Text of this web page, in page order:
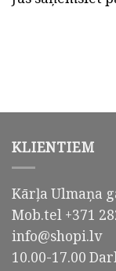
KLIENTIEM
Kārļa Ulmaņa
Mob.tel +371
info@shopi.lv
10.00-17.00